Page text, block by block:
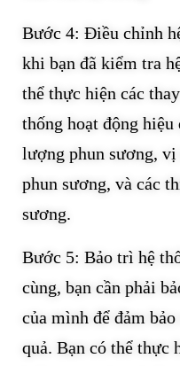
Bước 4: Điều chỉnh
khi bạn đã kiểm tra
thể thực hiện các
thống hoạt động hiệu
lượng phun sương, vị
phun sương, và các
sương.
Bước 5: Bảo trì hệ
cùng, bạn cần phải
của mình để đảm
quả. Bạn có thể thực